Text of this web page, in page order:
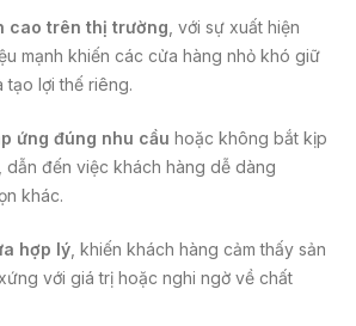
cao trên thị trường , với sự xuất hiện
mạnh khiến các cửa hàng nhỏ khó giữ
tạo lợi thế riêng.
ứng đúng nhu cầu hoặc không bắt kịp
dẫn đến việc khách hàng dễ dàng
khác.
hợp lý , khiến khách hàng cảm thấy sản
với giá trị hoặc nghi ngờ về chất